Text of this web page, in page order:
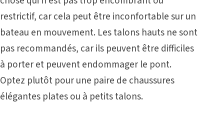
restrictif, car cela peut être inconfortable sur un
bateau en mouvement. Les talons hauts ne sont
pas recommandés, car ils peuvent être difficiles
à porter et peuvent endommager le pont.
Optez plutôt pour une paire de chaussures
élégantes plates ou à petits talons.